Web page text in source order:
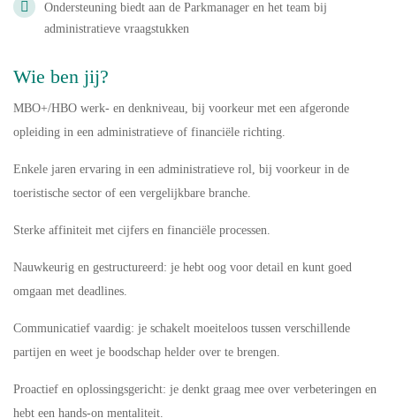
Ondersteuning biedt aan de Parkmanager en het team bij
administratieve vraagstukken
Wie ben jij?
MBO+/HBO werk- en denkniveau, bij voorkeur met een afgeronde
opleiding in een administratieve of financiële richting.
Enkele jaren ervaring in een administratieve rol, bij voorkeur in de
toeristische sector of een vergelijkbare branche.
Sterke affiniteit met cijfers en financiële processen.
Nauwkeurig en gestructureerd: je hebt oog voor detail en kunt goed
omgaan met deadlines.
Communicatief vaardig: je schakelt moeiteloos tussen verschillende
partijen en weet je boodschap helder over te brengen.
Proactief en oplossingsgericht: je denkt graag mee over verbeteringen en
hebt een hands-on mentaliteit.